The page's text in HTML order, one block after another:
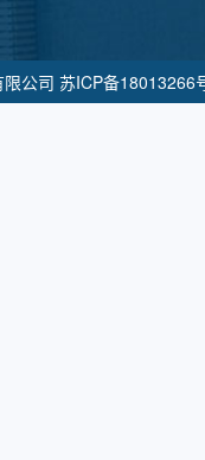
公司 苏ICP备18013266